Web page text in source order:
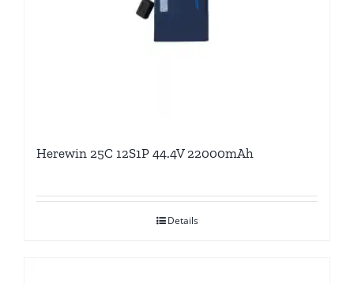
Herewin 25C 12S1P 44.4V 22000mAh
Details